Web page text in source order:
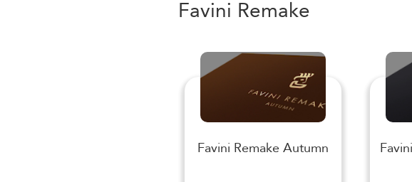
Favini Remake
Favini Remake Autumn